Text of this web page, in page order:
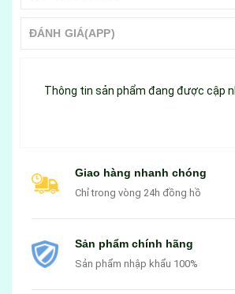
ĐÁNH GIÁ(APP)
Thông tin sản phẩm đang được cập
Giao hàng nhanh chóng
Chỉ trong vòng 24h đồng hồ
Sản phẩm chính hãng
Sản phẩm nhập khẩu 100%